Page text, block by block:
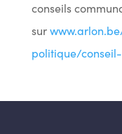
conseils
sur
politique/